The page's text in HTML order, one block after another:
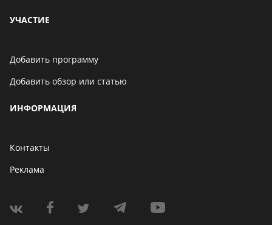
УЧАСТИЕ
Добавить программу
Добавить обзор или статью
ИНФОРМАЦИЯ
Контакты
Реклама